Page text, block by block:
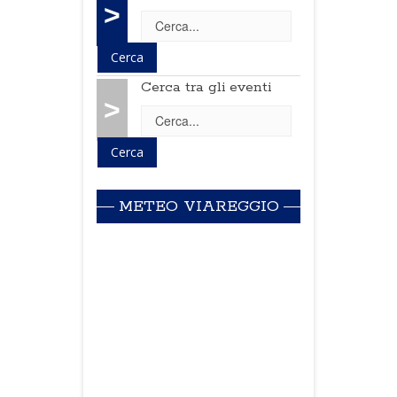
>
>
Cerca tra gli eventi
METEO VIAREGGIO